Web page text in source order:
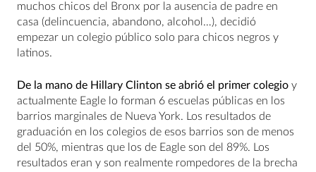
muchos chicos del Bronx por la ausencia de padre en
casa (delincuencia, abandono, alcohol…), decidió
empezar un colegio público solo para chicos negros y
latinos.
De la mano de Hillary Clinton se abrió el primer colegio y
actualmente Eagle lo forman 6 escuelas públicas en los
barrios marginales de Nueva York. Los resultados de
graduación en los colegios de esos barrios son de menos
del 50%, mientras que los de Eagle son del 89%. Los
resultados eran y son realmente rompedores de la brecha